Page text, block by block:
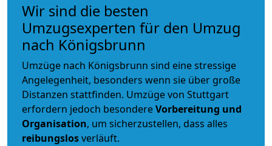
Wir sind die besten
Umzugsexperten für den Umzug
nach Königsbrunn
Umzüge nach Königsbrunn sind eine stressige
Angelegenheit, besonders wenn sie über große
Distanzen stattfinden. Umzüge von Stuttgart
erfordern jedoch besondereVorbereitung und
Organisation, um sicherzustellen, dass alles
reibungslosverläuft.